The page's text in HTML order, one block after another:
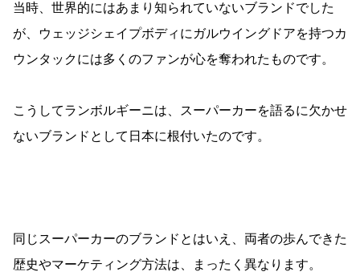
当時、世界的にはあまり知られていないブランドでした
が、ウェッジシェイプボディにガルウイングドアを持つカ
ウンタックには多くのファンが心を奪われたものです。
こうしてランボルギーニは、スーパーカーを語るに欠かせ
ないブランドとして日本に根付いたのです。
同じスーパーカーのブランドとはいえ、両者の歩んできた
歴史やマーケティング方法は、まったく異なります。